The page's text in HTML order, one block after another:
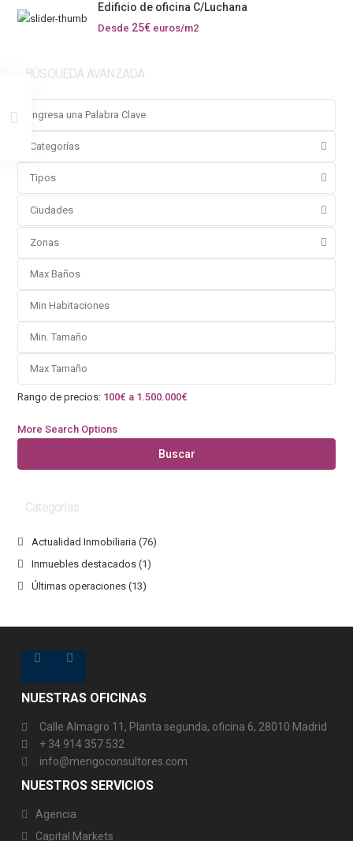
Edificio de oficina C/Luchana
Desde 25€ euros/m2
BÚSQUEDA AVANZADA
Categorías
Tipos
Ciudades
Zonas
Rango de precios: 100€ a 1.500.000€
More Search Options
Buscar
Categorías
Actualidad Inmobiliaria (76)
Inmuebles destacados (1)
Últimas operaciones (13)
NUESTRAS OFICINAS
Calle Almagro 11, Planta segunda, oficina 6, 28010 Madrid
+ 34 914 357 532
info@mengoconsultores.com
NUESTROS SERVICIOS
Agencia
Capital Markets